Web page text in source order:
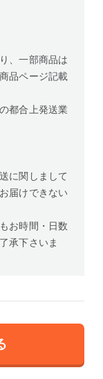
、一部商品は
品ページ記載
都合上発送業
に関しまして
届けできない
お時間・日数
承下さいま